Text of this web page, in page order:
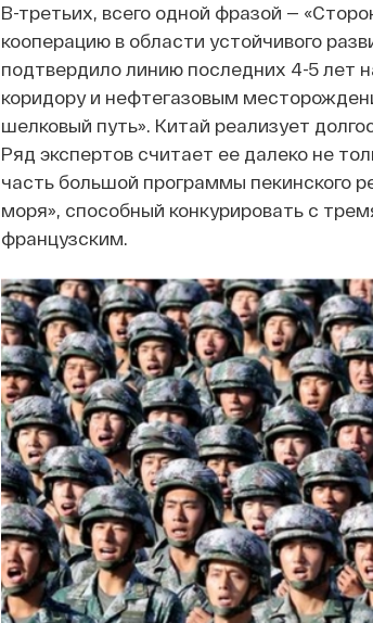
В-третьих, всего одной фразой —
кооперацию в области устойчивого
подтвердило линию последних 4-5 лет
коридору и нефтегазовым
шелковый путь». Китай реализует
Ряд экспертов считает ее далеко не
часть большой программы
моря», способный конкурировать с
французским.